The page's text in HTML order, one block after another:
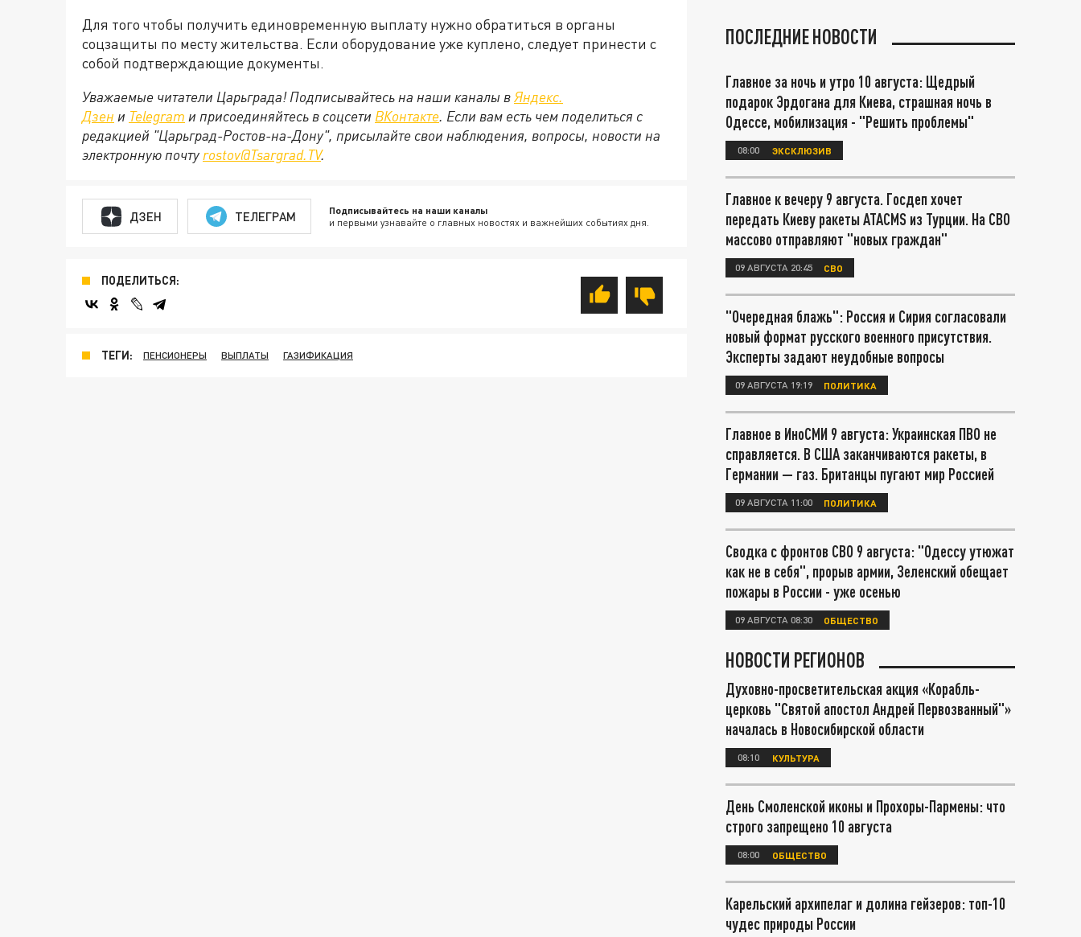
Для того чтобы получить единовременную выплату нужно обратиться в органы
соцзащиты по месту жительства. Если оборудование уже куплено, следует принести с
собой подтверждающие документы.
Уважаемые читатели Царьграда! Подписывайтесь на наши каналы вЯндекс.
Дзен и Telegram и присоединяйтесь в соцсети ВКонтакте. Если вам есть чем поделиться с
редакцией "Царьград-Ростов-на-Дону", присылайте свои наблюдения, вопросы, новости на
электронную почту rostov@Tsargrad.ТV.
ДЗЕН ТЕЛЕГРАМ Подписывайтесь на наши каналы
и первыми узнавайте о главных новостях и важнейших событиях дня.
ПОДЕЛИТЬСЯ:
ТЕГИ: ПЕНСИОНЕРЫ ВЫПЛАТЫ ГАЗИФИКАЦИЯ
ПОСЛЕДНИЕ НОВОСТИ
Главное за ночь и утро 10 августа: Щедрый
подарок Эрдогана для Киева, страшная ночь в
Одессе, мобилизация - "Решить проблемы"
08:00 ЭКСКЛЮЗИВ
Главное к вечеру 9 августа. Госдеп хочет
передать Киеву ракеты ATACMS из Турции. На СВО
массово отправляют "новых граждан"
09 АВГУСТА 20:45 СВО
"Очередная блажь": Россия и Сирия согласовали
новый формат русского военного присутствия.
Эксперты задают неудобные вопросы
09 АВГУСТА 19:19 ПОЛИТИКА
Главное в ИноСМИ 9 августа: Украинская ПВО не
справляется. В США заканчиваются ракеты, в
Германии — газ. Британцы пугают мир Россией
09 АВГУСТА 11:00 ПОЛИТИКА
Сводка с фронтов СВО 9 августа: "Одессу утюжат
как не в себя", прорыв армии, Зеленский обещает
пожары в России - уже осенью
09 АВГУСТА 08:30 ОБЩЕСТВО
НОВОСТИ РЕГИОНОВ
Духовно-просветительская акция «Корабль-
церковь "Святой апостол Андрей Первозванный"»
началась в Новосибирской области
08:10 КУЛЬТУРА
День Смоленской иконы и Прохоры-Пармены: что
строго запрещено 10 августа
08:00 ОБЩЕСТВО
Карельский архипелаг и долина гейзеров: топ-10
чудес природы России